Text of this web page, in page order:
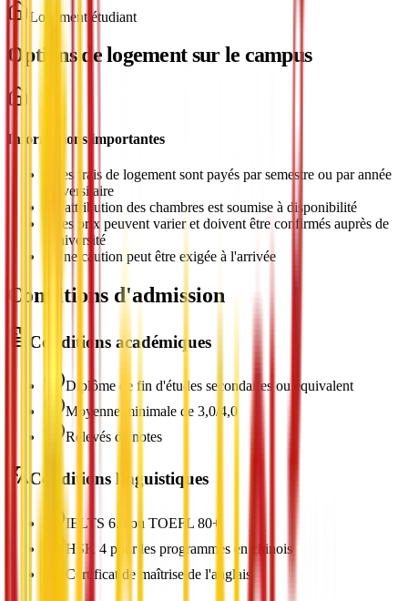
Logement étudiant
Options de logement sur le campus
Informations importantes
Les frais de logement sont payés par semestre ou par année
universitaire
L'attribution des chambres est soumise à disponibilité
Les prix peuvent varier et doivent être confirmés auprès de
l'université
Une caution peut être exigée à l'arrivée
Conditions d'admission
Conditions académiques
Diplôme de fin d'études secondaires ou équivalent
Moyenne minimale de 3,0/4,0
Relevés de notes
Conditions linguistiques
IELTS 6.0 ou TOEFL 80+
HSK 4 pour les programmes en chinois
Certificat de maîtrise de l'anglais